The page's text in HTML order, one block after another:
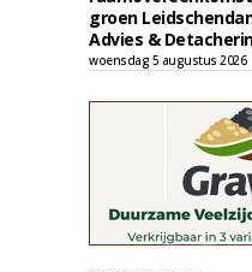
groen
Advies &
woensdag 5 augustus 2026